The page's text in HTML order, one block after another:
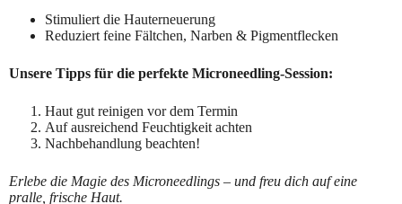
Stimuliert die Hauterneuerung
Reduziert feine Fältchen, Narben & Pigmentflecken
Unsere Tipps für die perfekte Microneedling-Session:
Haut gut reinigen vor dem Termin
Auf ausreichend Feuchtigkeit achten
Nachbehandlung beachten!
Erlebe die Magie des Microneedlings – und freu dich auf eine
pralle, frische Haut.